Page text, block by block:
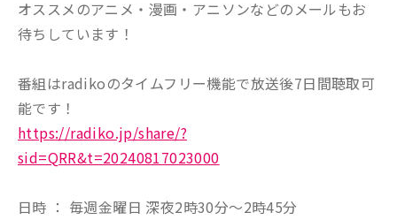
オススメのアニメ・漫画・アニソンなどのメールもお
待ちしています！
番組はradikoのタイムフリー機能で放送後7日間聴取可
能です！
https://radiko.jp/share/?
sid=QRR&t=20240817023000
日時 ： 毎週金曜日 深夜2時30分～2時45分